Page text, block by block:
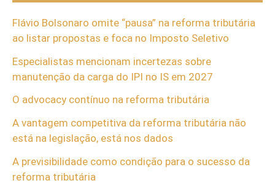
Flávio Bolsonaro omite “pausa” na reforma tributária
ao listar propostas e foca no Imposto Seletivo
Especialistas mencionam incertezas sobre
manutenção da carga do IPI no IS em 2027
O advocacy contínuo na reforma tributária
A vantagem competitiva da reforma tributária não
está na legislação, está nos dados
A previsibilidade como condição para o sucesso da
reforma tributária